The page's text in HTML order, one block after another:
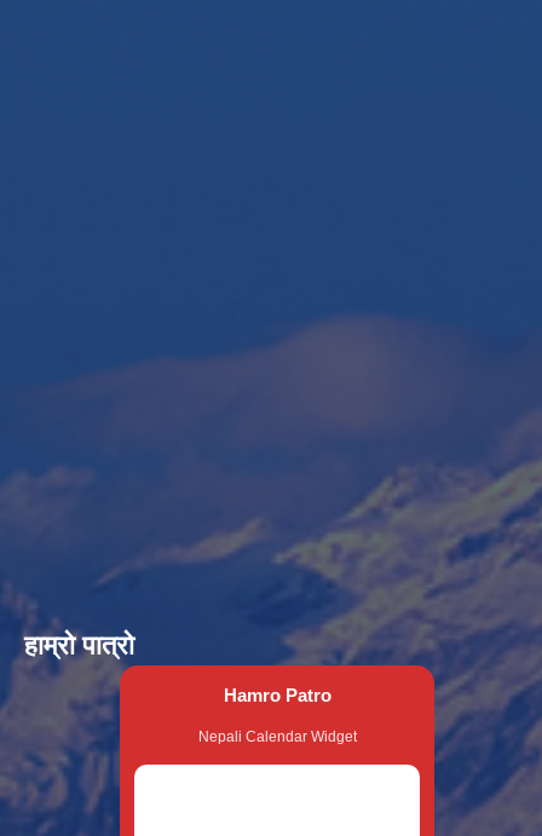
हाम्रो पात्रो
Hamro Patro
Nepali Calendar Widget